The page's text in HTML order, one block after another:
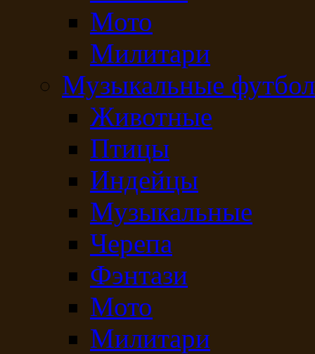
Мото
Милитари
Музыкальные
Животные
Птицы
Индейцы
Музыкальные
Черепа
Фэнтази
Мото
Милитари